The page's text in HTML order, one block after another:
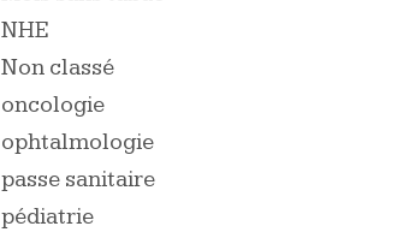
NHE
Non classé
oncologie
ophtalmologie
passe sanitaire
pédiatrie